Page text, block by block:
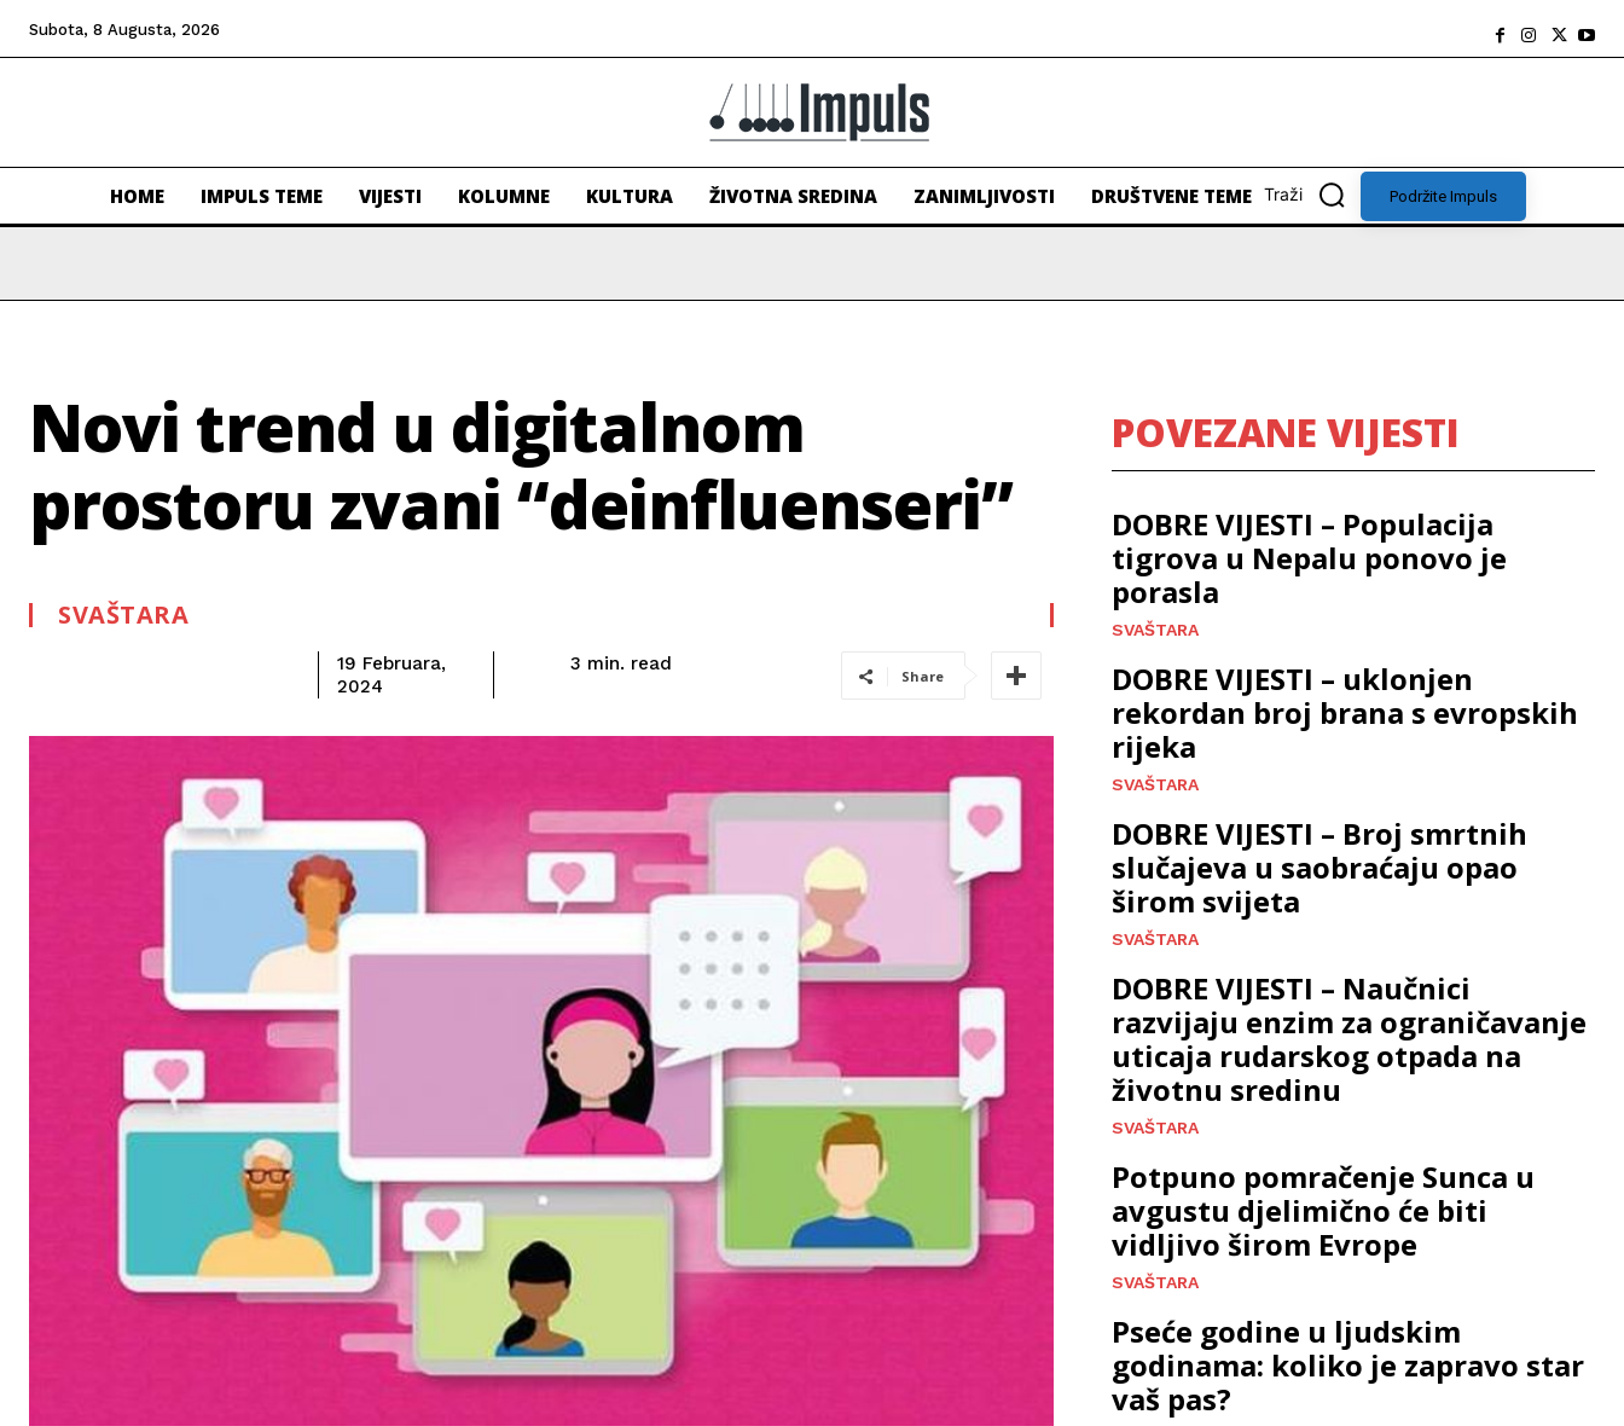
Subota, 8 Augusta, 2026
HOME IMPULS TEME VIJESTI KOLUMNE KULTURA ŽIVOTNA SREDINA ZANIMLJIVOSTI DRUŠTVENE TEME Traži Podržite Impuls
Novi trend u digitalnom
prostoru zvani “deinfluenseri”
SVAŠTARA
19 Februara,
2024
3 min. read
Share
POVEZANE VIJESTI
DOBRE VIJESTI – Populacija
tigrova u Nepalu ponovo je
porasla
SVAŠTARA
DOBRE VIJESTI – uklonjen
rekordan broj brana s evropskih
rijeka
SVAŠTARA
DOBRE VIJESTI – Broj smrtnih
slučajeva u saobraćaju opao
širom svijeta
SVAŠTARA
DOBRE VIJESTI – Naučnici
razvijaju enzim za ograničavanje
uticaja rudarskog otpada na
životnu sredinu
SVAŠTARA
Potpuno pomračenje Sunca u
avgustu djelimično će biti
vidljivo širom Evrope
SVAŠTARA
Pseće godine u ljudskim
godinama: koliko je zapravo star
vaš pas?